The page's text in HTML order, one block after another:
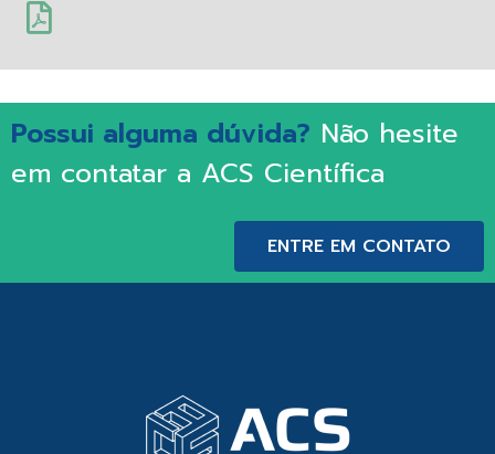
Possui alguma dúvida? Não hesite
em contatar a ACS Científica
ENTRE EM CONTATO